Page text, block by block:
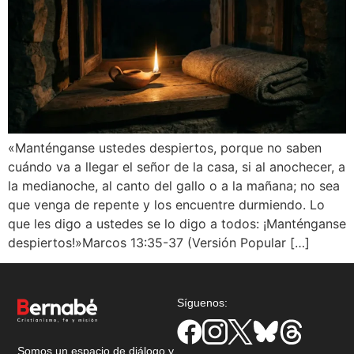
«Manténganse ustedes despiertos, porque no saben
cuándo va a llegar el señor de la casa, si al anochecer, a
la medianoche, al canto del gallo o a la mañana; no sea
que venga de repente y los encuentre durmiendo. Lo
que les digo a ustedes se lo digo a todos: ¡Manténganse
despiertos!»Marcos 13:35-37 (Versión Popular […]
Somos un espacio de diálogo y
Síguenos: